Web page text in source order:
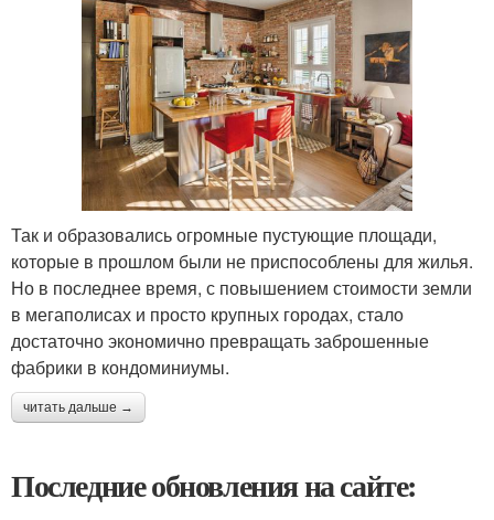
Так и образовались огромные пустующие площади,
которые в прошлом были не приспособлены для жилья.
Но в последнее время, с повышением стоимости земли
в мегаполисах и просто крупных городах, стало
достаточно экономично превращать заброшенные
фабрики в кондоминиумы.
читать дальше →
Последние обновления на сайте: